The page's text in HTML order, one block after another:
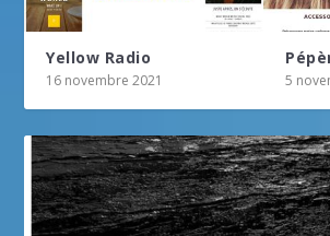
Yellow Radio
16 novembre 2021 5